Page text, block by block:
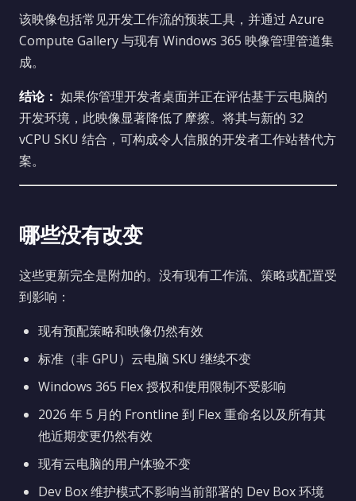
该映像包括常见开发工作流的预装工具，并通过 Azure
Compute Gallery 与现有 Windows 365 映像管理管道集
成。
结论： 如果你管理开发者桌面并正在评估基于云电脑的
开发环境，此映像显著降低了摩擦。将其与新的 32
vCPU SKU 结合，可构成令人信服的开发者工作站替代方
案。
哪些没有改变
这些更新完全是附加的。没有现有工作流、策略或配置受
到影响：
现有预配策略和映像仍然有效
标准（非 GPU）云电脑 SKU 继续不变
Windows 365 Flex 授权和使用限制不受影响
2026 年 5 月的 Frontline 到 Flex 重命名以及所有其
他近期变更仍然有效
现有云电脑的用户体验不变
Dev Box 维护模式不影响当前部署的 Dev Box 环境